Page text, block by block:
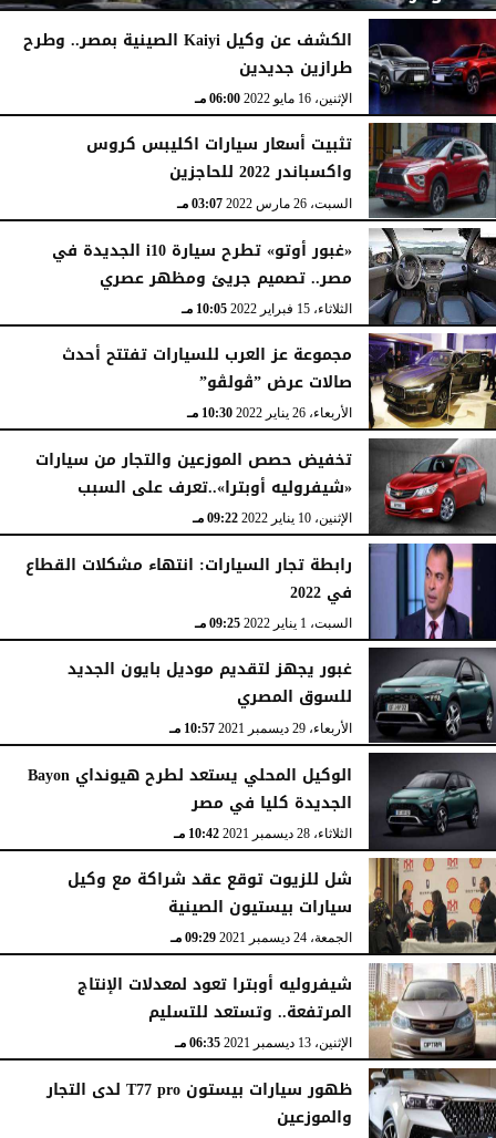
الأربعاء، 21 سبتمبر 2022 10:01 مـ
الكشف عن وكيل Kaiyi الصينية بمصر.. وطرح
طرازين جديدين
الإثنين، 16 مايو 2022 06:00 مـ
تثبيت أسعار سيارات اكليبس كروس
واكسباندر 2022 للحاجزين
السبت، 26 مارس 2022 03:07 مـ
«غبور أوتو» تطرح سيارة i10 الجديدة في
مصر.. تصميم جريئ ومظهر عصري
الثلاثاء، 15 فبراير 2022 10:05 مـ
مجموعة عز العرب للسيارات تفتتح أحدث
صالات عرض ”ڤولڤو”
الأربعاء، 26 يناير 2022 10:30 مـ
تخفيض حصص الموزعين والتجار من سيارات
«شيفروليه أوبترا»..تعرف على السبب
الإثنين، 10 يناير 2022 09:22 مـ
رابطة تجار السيارات: انتهاء مشكلات القطاع
في 2022
السبت، 1 يناير 2022 09:25 مـ
غبور يجهز لتقديم موديل بايون الجديد
للسوق المصري
الأربعاء، 29 ديسمبر 2021 10:57 مـ
الوكيل المحلي يستعد لطرح هيونداي Bayon
الجديدة كليا في مصر
الثلاثاء، 28 ديسمبر 2021 10:42 مـ
شل للزيوت توقع عقد شراكة مع وكيل
سيارات بيستيون الصينية
الجمعة، 24 ديسمبر 2021 09:29 مـ
شيفروليه أوبترا تعود لمعدلات الإنتاج
المرتفعة.. وتستعد للتسليم
الإثنين، 13 ديسمبر 2021 06:35 مـ
ظهور سيارات بيستون T77 pro لدى التجار
والموزعين